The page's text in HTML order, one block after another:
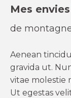
Mes envies
de
Aenean
gravida ut.
vitae molestie
Ut egestas